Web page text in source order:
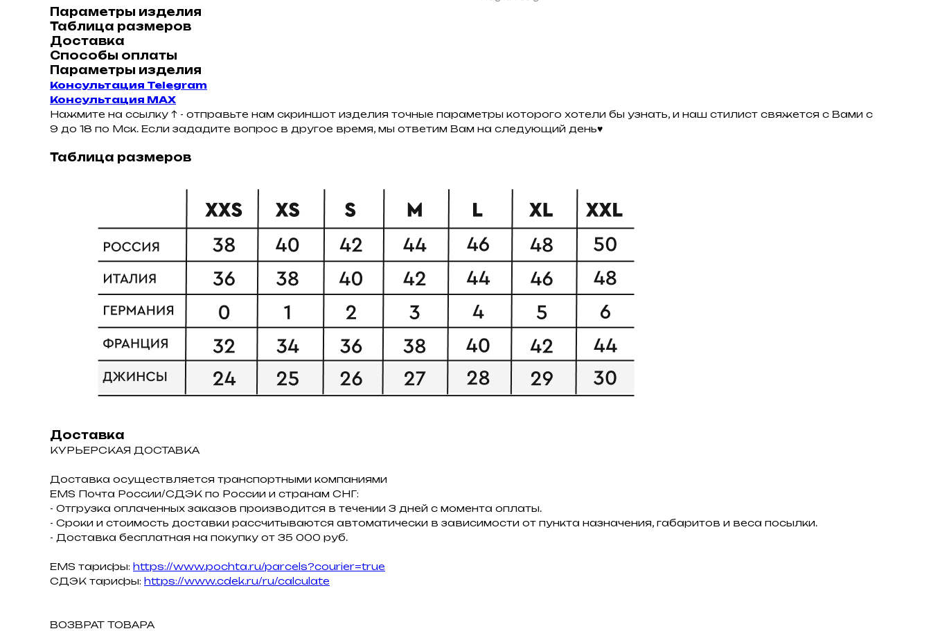
Параметры изделия
Таблица размеров
Доставка
Способы оплаты
Параметры изделия
Консультация Telegram
Консультация MAX
Нажмите на ссылку ↑ - отправьте нам скриншот изделия точные параметры которого хотели бы узнать, и наш стилист свяжется с Вами с
9 до 18 по Мск. Если зададите вопрос в другое время, мы ответим Вам на следующий день♥
Таблица размеров
Доставка
КУРЬЕРСКАЯ ДОСТАВКА
Доставка осуществляется транспортными компаниями
ЕMS Почта России/СДЭК по России и странам СНГ:
- Отгрузка оплаченных заказов производится в течении 3 дней с момента оплаты.
- Сроки и стоимость доставки рассчитываются автоматически в зависимости от пункта назначения, габаритов и веса посылки.
- Доставка бесплатная на покупку от 35 000 руб.
EMS тарифы: https://www.pochta.ru/parcels?courier=true
СДЭК тарифы: https://www.cdek.ru/ru/calculate
ВОЗВРАТ ТОВАРА